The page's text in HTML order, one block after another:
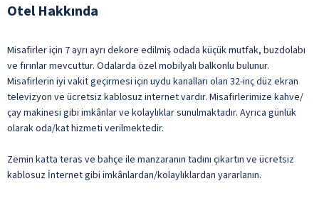
Otel Hakkında
Misafirler için 7 ayrı ayrı dekore edilmiş odada küçük mutfak, buzdolabı
ve fırınlar mevcuttur. Odalarda özel mobilyalı balkonlu bulunur.
Misafirlerin iyi vakit geçirmesi için uydu kanalları olan 32-inç düz ekran
televizyon ve ücretsiz kablosuz internet vardır. Misafirlerimize kahve/
çay makinesi gibi imkânlar ve kolaylıklar sunulmaktadır. Ayrıca günlük
olarak oda/kat hizmeti verilmektedir.
Zemin katta teras ve bahçe ile manzaranın tadını çıkartın ve ücretsiz
kablosuz İnternet gibi imkânlardan/kolaylıklardan yararlanın.